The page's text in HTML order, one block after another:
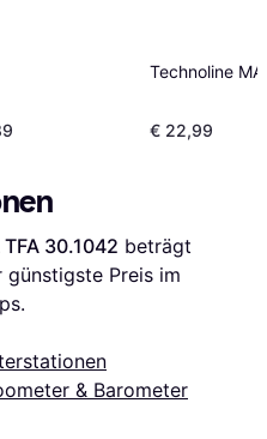
Technoline MA
€ 22,99
TFA 30.1042 beträgt
günstigste Preis im
& Barometer